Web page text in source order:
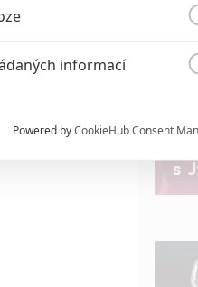
s
informací
Powered byCookieHub Consent